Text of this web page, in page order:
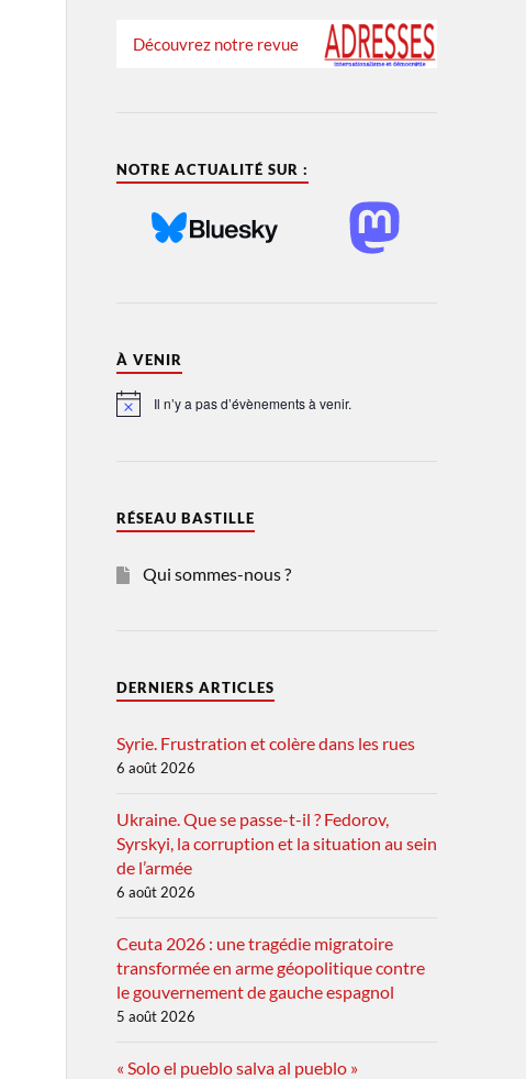
Découvrez notre revue
NOTRE ACTUALITÉ SUR :
À VENIR
Notice Il n’y a pas d’évènements à venir.
RÉSEAU BASTILLE
Qui sommes-nous ?
DERNIERS ARTICLES
Syrie. Frustration et colère dans les rues
6 août 2026
Ukraine. Que se passe-t-il ? Fedorov,
Syrskyi, la corruption et la situation au sein
de l’armée
6 août 2026
Ceuta 2026 : une tragédie migratoire
transformée en arme géopolitique contre
le gouvernement de gauche espagnol
5 août 2026
« Solo el pueblo salva al pueblo »